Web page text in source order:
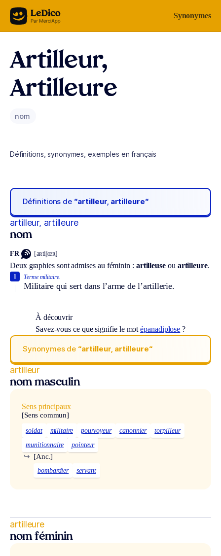
Aller au contenu Synonymes
Artilleur,
Artilleure
nom
Définitions, synonymes, exemples en français
Définitions de “artilleur, artilleure“
artilleur, artilleure
nom
FR [aʀtijœʀ]
Deux graphies sont admises au féminin : artilleuse ou artilleure.
Terme militaire.
Militaire qui sert dans l’arme de l’artillerie.
1
À découvrir
Savez-vous ce que signifie le motépanadiplose ?
Synonymes de “artilleur, artilleure“
artilleur
nom masculin
Sens principaux
[Sens commun]
soldat militaire pourvoyeur canonnier
torpilleur
munitionnaire
pointeur
[Anc.]
↪
bombardier servant
artilleure
nom féminin